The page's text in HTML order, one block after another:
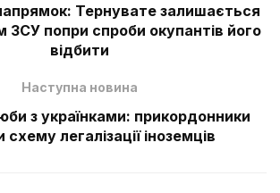
Тернувате залишається
ЗСУ попри спроби окупантів його
відбити
Наступна новина
з українками: прикордонники
схему легалізації іноземців